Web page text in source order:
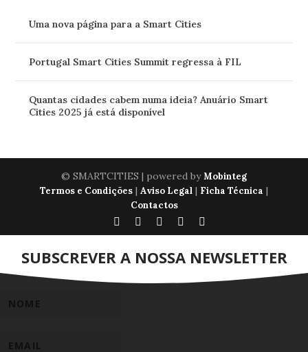
Uma nova página para a Smart Cities
Portugal Smart Cities Summit regressa à FIL
Quantas cidades cabem numa ideia? Anuário Smart
Cities 2025 já está disponível
© SMARTCITIES | powered byMobinteg
Termos e Condições | Aviso Legal | Ficha Técnica |
Contactos
SUBSCREVER A NOSSA NEWSLETTER